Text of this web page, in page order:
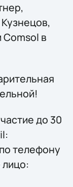
Comsol в
до 30
телефону